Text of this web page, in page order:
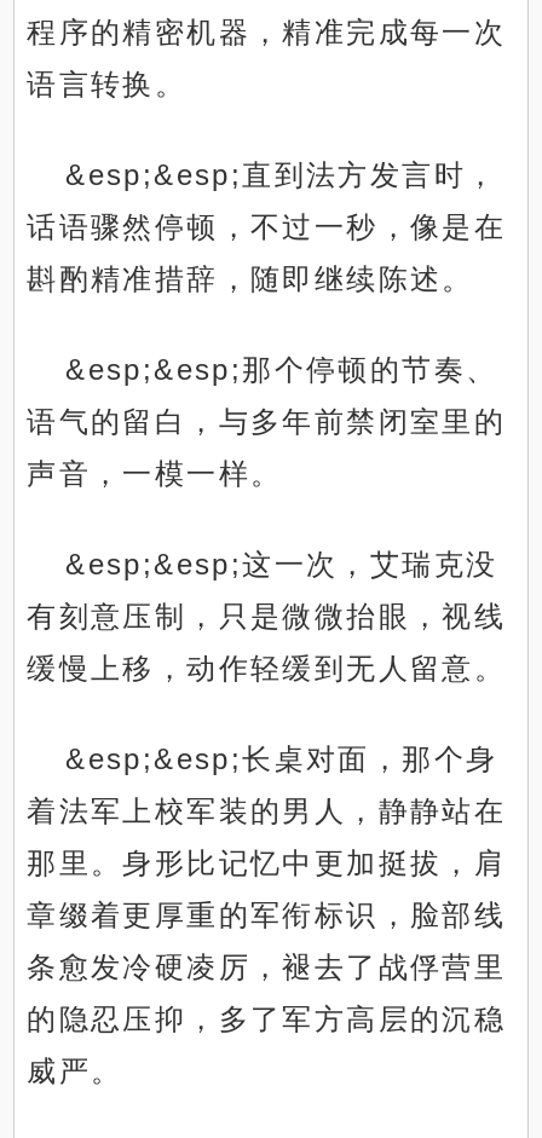
程序的精密机器，精准完成每一次
语言转换。
&esp;&esp;直到法方发言时，
话语骤然停顿，不过一秒，像是在
斟酌精准措辞，随即继续陈述。
&esp;&esp;那个停顿的节奏、
语气的留白，与多年前禁闭室里的
声音，一模一样。
&esp;&esp;这一次，艾瑞克没
有刻意压制，只是微微抬眼，视线
缓慢上移，动作轻缓到无人留意。
&esp;&esp;长桌对面，那个身
着法军上校军装的男人，静静站在
那里。身形比记忆中更加挺拔，肩
章缀着更厚重的军衔标识，脸部线
条愈发冷硬凌厉，褪去了战俘营里
的隐忍压抑，多了军方高层的沉稳
威严。